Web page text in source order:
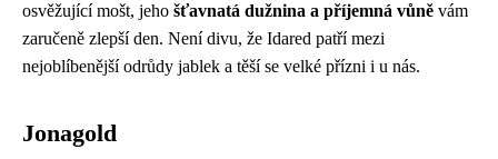
osvěžující mošt, jeho šťavnatá dužnina a příjemná vůně vám
zaručeně zlepší den. Není divu, že Idared patří mezi
nejoblíbenější odrůdy jablek a těší se velké přízni i u nás.
Jonagold